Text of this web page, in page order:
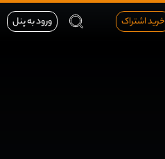
خرید اشتراک ورود به پنل